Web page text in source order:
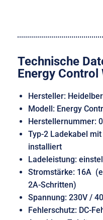
Technische
Energy Control
Hersteller:
Modell: Energy
Herstellernummer:
Typ-2 Ladekabel
installiert
Ladeleistung:
Stromstärke: 16A
2A-Schritten)
Spannung: 230V /
Fehlerschutz: DC-